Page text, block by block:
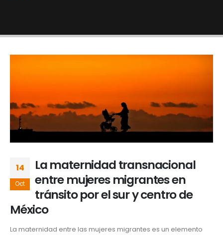
14
Oct
La maternidad transnacional
entre mujeres migrantes en
tránsito por el sur y centro de
México
La maternidad entre las mujeres migrantes es un elemento